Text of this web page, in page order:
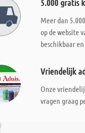
5.000 gratis
Meer dan
op de website
beschikbaar
Vriendelijk
Onze
vragen graag